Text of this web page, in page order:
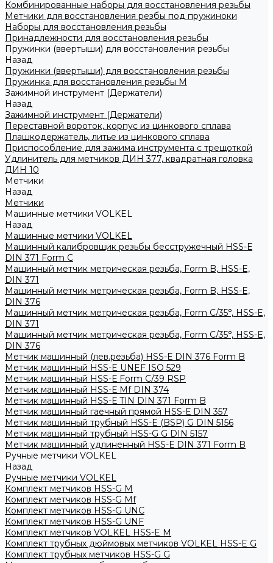
Комбинированные наборы для восстановления резьбы
Метчики для восстановления резбы под пружиноки
Наборы для восстановления резьбы
Принадлежности для восстановления резьбы
Пружинки (ввертыши) для восстановления резьбы
Назад
Пружинки (ввертыши) для восстановления резьбы
Пружинка для восстановления резьбы M
Зажимной инструмент (Держатели)
Назад
Зажимной инструмент (Держатели)
Переставной вороток, корпус из цинкового сплава
Плашкодержатель, литье из цинкового сплава
Приспособление для зажима инструмента с трещоткой
Удлинитель для метчиков ДИН 377, квадратная головка
ДИН 10
Метчики
Назад
Метчики
Машинные метчики VOLKEL
Назад
Машинные метчики VOLKEL
Машинный калибровщик резьбы бесстружечный HSS-Е
DIN 371 Form C
Машинный метчик метрическая резьба, Form B, HSS-E,
DIN 371
Машинный метчик метрическая резьба, Form B, HSS-E,
DIN 376
Машинный метчик метрическая резьба, Form С/35°, HSS-E,
DIN 371
Машинный метчик метрическая резьба, Form С/35°, HSS-E,
DIN 376
Метчик машинный (лев.резьба) HSS-Е DIN 376 Form B
Метчик машинный HSS-E UNEF ISO 529
Метчик машинный HSS-Е Form C/39 RSP
Метчик машинный HSS-Е Mf DIN 374
Метчик машинный HSS-Е TIN DIN 371 Form B
Метчик машинный гаечный прямой HSS-Е DIN 357
Метчик машинный трубный HSS-E (BSP) G DIN 5156
Метчик машинный трубный HSS-G G DIN 5157
Метчик машинный удлиненный HSS-Е DIN 371 Form B
Ручные метчики VOLKEL
Назад
Ручные метчики VOLKEL
Комплект метчиков HSS-G M
Комплект метчиков HSS-G Mf
Комплект метчиков HSS-G UNC
Комплект метчиков HSS-G UNF
Комплект метчиков VOLKEL HSS-E M
Комплект трубных дюймовых метчиков VOLKEL HSS-E G
Комплект трубных метчиков HSS-G G